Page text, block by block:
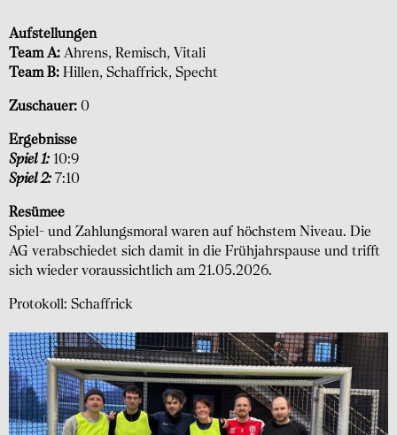
Aufstellungen
Team A: Ahrens, Remisch, Vitali
Team B: Hillen, Schaffrick, Specht
Zuschauer: 0
Ergebnisse
Spiel 1: ­­10:9
Spiel 2: ­­7:10
Resümee
Spiel- und Zahlungsmoral waren auf höchstem Niveau. Die
AG verabschiedet sich damit in die Frühjahrspause und trifft
sich wieder voraussichtlich am 21.05.2026.
Protokoll: Schaffrick